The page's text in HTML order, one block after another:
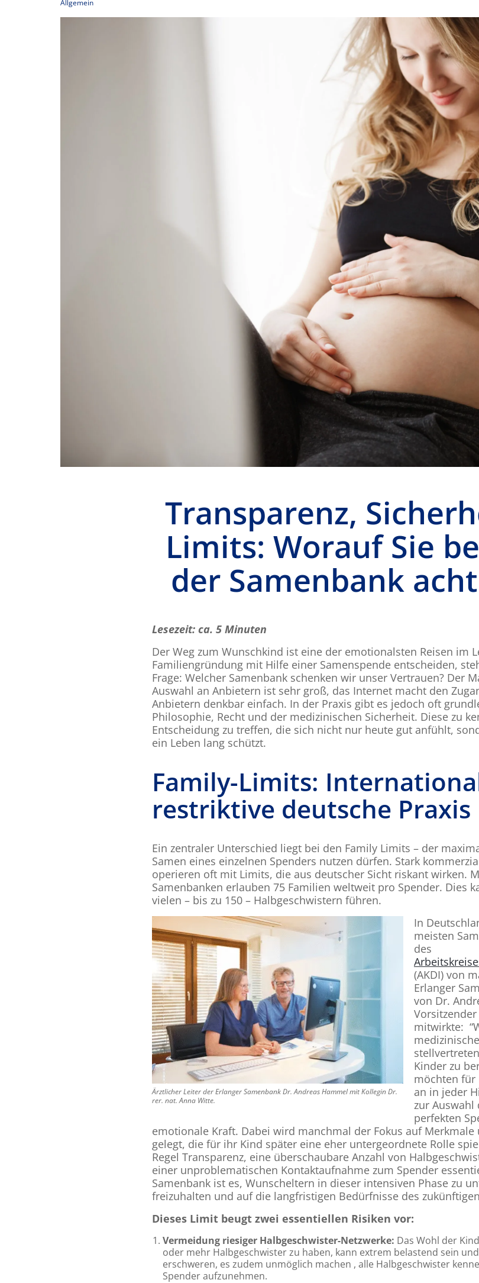
Allgemein
Transparenz,
Limits: Worauf Sie
der Samenbank
Lesezeit: ca. 5 Minuten
Der Weg zum Wunschkind ist eine der emotionalsten Reisen im
Familiengründung mit Hilfe einer Samenspende entscheiden,
Frage: Welcher Samenbank schenken wir unser Vertrauen? Der
Auswahl an Anbietern ist sehr groß, das Internet macht den
Anbietern denkbar einfach. In der Praxis gibt es jedoch oft
Philosophie, Recht und der medizinischen Sicherheit. Diese zu
Entscheidung zu treffen, die sich nicht nur heute gut anfühlt,
ein Leben lang schützt.
Family-Limits:
restriktive deutsche Praxis
Ein zentraler Unterschied liegt bei den Family Limits – der
Samen eines einzelnen Spenders nutzen dürfen. Stark
operieren oft mit Limits, die aus deutscher Sicht riskant wirken.
Samenbanken erlauben 75 Familien weltweit pro Spender. Dies
vielen – bis zu 150 – Halbgeschwistern führen.
Ärztlicher Leiter der Erlanger Samenbank Dr. Andreas Hammel mit Kollegin Dr.
rer. nat. Anna Witte.
In
meisten
des
(AKDI) von
Erlanger
von Dr.
mitwirkte:
Kinder zu
möchten für
an in jeder
zur Auswahl
perfekten
emotionale Kraft. Dabei wird manchmal der Fokus auf Merkmale
gelegt, die für ihr Kind später eine eher untergeordnete Rolle
Regel Transparenz, eine überschaubare Anzahl von
einer unproblematischen Kontaktaufnahme zum Spender
Samenbank ist es, Wunscheltern in dieser intensiven Phase zu
freizuhalten und auf die langfristigen Bedürfnisse des
Dieses Limit beugt zwei essentiellen Risiken vor:
Vermeidung riesiger Halbgeschwister-Netzwerke: Das Wohl der
oder mehr Halbgeschwister zu haben, kann extrem belastend sein
erschweren, es zudem unmöglich machen , alle Halbgeschwister
Spender aufzunehmen.